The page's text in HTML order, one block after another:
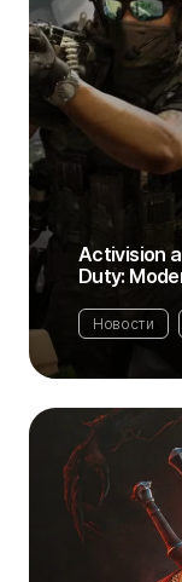
Activision
Duty:
Новости